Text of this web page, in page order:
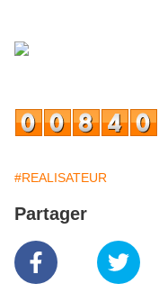
#REALISATEUR
Partager